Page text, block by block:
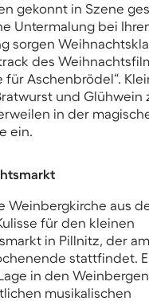
gekonnt in Szene
Untermalung bei
sorgen
des
für Aschenbrödel“.
und Glühwein
in der
ein.
Weinbergkirche aus
für den kleinen
in Pillnitz, der
stattfindet.
in den
musikalischen